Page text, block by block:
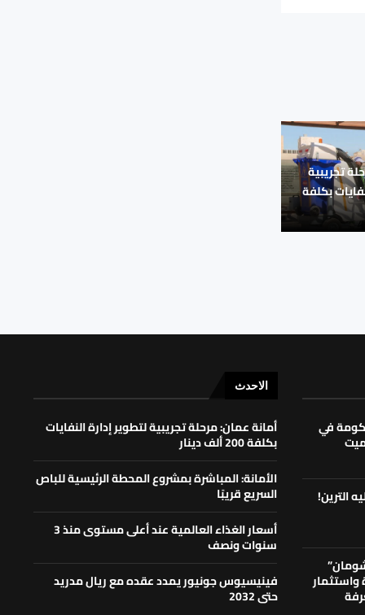
تجريبية
بكلفة
في
الترين!
واستثمار
الاحدث
أمانة عمان: مرحلة تجريبية لتطوير إدارة النفايات
بكلفة 200 ألف دينار
الأمانة: المباشرة بمشروع المحطة الرئيسية للباص
السريع قريبًا
أسعار الغذاء العالمية عند أعلى مستوى منذ 3
سنوات ونصف
فينيسيوس جونيور يمدد عقده مع ريال مدريد
حتى 2032